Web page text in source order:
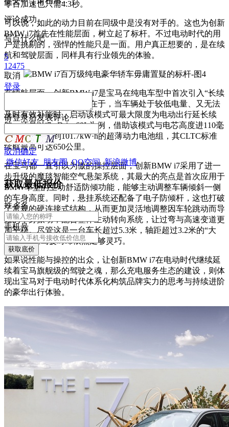
零百加速也只需4.3秒。
可以说，如此的动力目前在同级中是没有对手的。这也为创新
BMW i7首先在性能层面，树立起了标杆。不过电动时代的用
户是挑剔的，强悍的性能只是一面。用户真正想要的，是在续
航和驾驶层面，同样具有行业领先的体验。
在续航层面，创新BMW i7是宝马在纯电车型中首次引入“长续
航模式”的车型。其优势在于，当车辆处于较低电量、又无法
及时有效补能时，启动该模式可最大限度为电动出行延长续
航。还是以i7 xDrive60L为例，借助该模式与电芯高度进110毫
米但净容量达到101.7kW·h的超薄动力电池组，其CLTC标准
续航最高可达650公里。
在宝马都一直引以为傲的操控层面，创新BMW i7采用了进一
步升级的魔毯智能空气悬架系统，其最大的亮点是首次应用于
BMW车型的主动舒适防倾功能，能够主动调整车辆倾斜一侧
的车身高度。同时，悬挂系统还配备了电子防倾杆，这也打破
了常规的硬连接式结构，从而更加灵活地调整因车轮跳动而导
致的车身振动，配合整体主动转向系统，让过弯与高速变道更
加平稳。尽管这是一台车长超过5.3米，轴距超过3.2米的“大
车”，但在驾驶时却依然足够灵巧。
如果说性能与操控的出众，让创新BMW i7在电动时代继续延
续着宝马旗舰级的驾驶之魂，那么充电服务生态的建设，则体
现出宝马对于电动时代体系化构筑品牌实力的思考与持续进阶
的豪华出行体验。
评论成功
写点什么吧
5
12475
取消
登录
请登录后发表评论
取消确定
微信好友 朋友圈 QQ空间 新浪微博
获取最低报价
姓名名
手机号
获取底价